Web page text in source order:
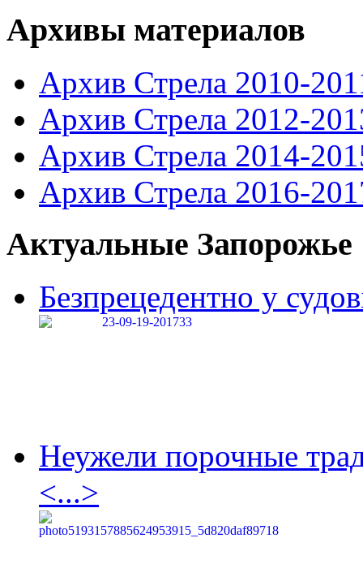
Архивы материалов
Архив Стрела 2010-
Архив Стрела 2012-
Архив Стрела 2014-
Архив Стрела 2016-
Актуальные Запорожье
Безпрецедентно у
Неужели порочные
<...>